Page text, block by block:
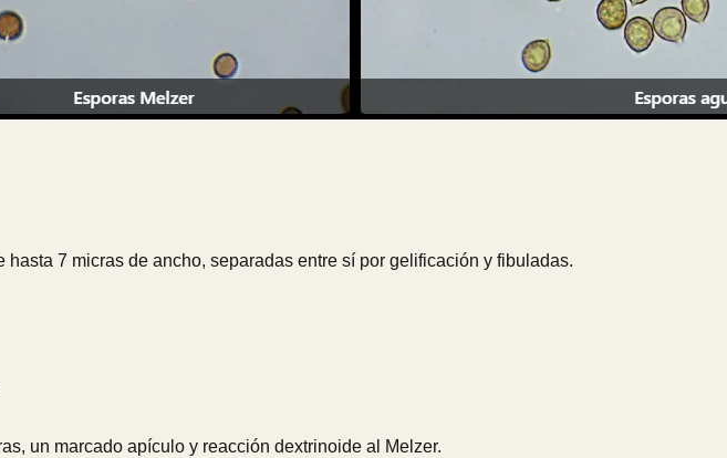
7 micras de ancho, separadas entre sí por gelificación y fibuladas.
un marcado apículo y reacción dextrinoide al Melzer.